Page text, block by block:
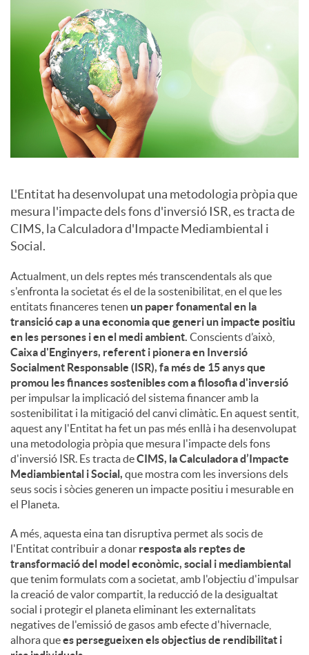
i
s
L'Entitat ha desenvolupat una metodologia pròpia que
mesura l'impacte dels fons d'inversió ISR, es tracta de
CIMS, la Calculadora d'Impacte Mediambiental i
Social.
Actualment, un dels reptes més transcendentals als que
s'enfronta la societat és el de la sostenibilitat, en el que les
entitats financeres tenen un paper fonamental en la
transició cap a una economia que generi un impacte positiu
en les persones i en el medi ambient. Conscients d’això,
Caixa d'Enginyers, referent i pionera en Inversió
Socialment Responsable (ISR), fa més de 15 anys que
promou les finances sostenibles com a filosofia d'inversió
per impulsar la implicació del sistema financer amb la
sostenibilitat i la mitigació del canvi climàtic. En aquest sentit,
aquest any l'Entitat ha fet un pas més enllà i ha desenvolupat
una metodologia pròpia que mesura l'impacte dels fons
d'inversió ISR. Es tracta deCIMS, la Calculadora d’Impacte
Mediambiental i Social, que mostra com les inversions dels
seus socis i sòcies generen un impacte positiu i mesurable en
el Planeta.
A més, aquesta eina tan disruptiva permet als socis de
l'Entitat contribuir a donar resposta als reptes de
transformació del model econòmic, social i mediambiental
que tenim formulats com a societat, amb l'objectiu d'impulsar
la creació de valor compartit, la reducció de la desigualtat
social i protegir el planeta eliminant les externalitats
negatives de l'emissió de gasos amb efecte d'hivernacle,
alhora quees persegueixen els objectius de rendibilitat i